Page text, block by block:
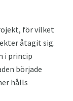
för vilket
åtagit sig.
i princip
började
hålls